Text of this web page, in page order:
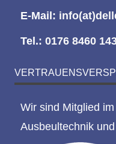
E-Mail:
Tel.:0176 8460
Wir sind Mitglied
Ausbeultechnik